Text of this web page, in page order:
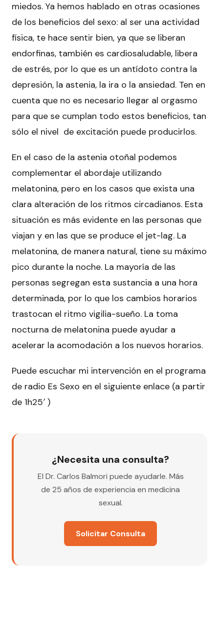
miedos. Ya hemos hablado en otras ocasiones
de los beneficios del sexo: al ser una actividad
física, te hace sentir bien, ya que se liberan
endorfinas, también es cardiosaludable, libera
de estrés, por lo que es un antídoto contra la
depresión, la astenia, la ira o la ansiedad. Ten en
cuenta que no es necesario llegar al orgasmo
para que se cumplan todo estos beneficios, tan
sólo el nivel de excitación puede producirlos.
En el caso de la astenia otoñal podemos
complementar el abordaje utilizando
melatonina, pero en los casos que exista una
clara alteración de los ritmos circadianos. Esta
situación es más evidente en las personas que
viajan y en las que se produce el jet-lag. La
melatonina, de manera natural, tiene su máximo
pico durante la noche. La mayoría de las
personas segregan esta sustancia a una hora
determinada, por lo que los cambios horarios
trastocan el ritmo vigilia-sueño. La toma
nocturna de melatonina puede ayudar a
acelerar la acomodación a los nuevos horarios.
Puede escuchar mi intervención en el programa
de radio Es Sexo en el siguiente enlace (a partir
de 1h25′ )
¿Necesita una consulta?
El Dr. Carlos Balmori puede ayudarle. Más
de 25 años de experiencia en medicina
sexual.
Solicitar Consulta